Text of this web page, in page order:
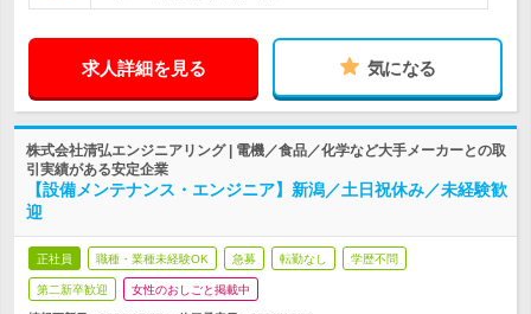
求人詳細を見る 気になる
株式会社清弘エンジニアリング | 電機／食品／化学など大手メーカーとの取
引実績がある安定企業
【設備メンテナンス・エンジニア】新潟／土日祝休み／未経験歓
迎
正社員 職種・業種未経験OK 急募 転勤なし 学歴不問
第二新卒歓迎 女性のおしごと掲載中